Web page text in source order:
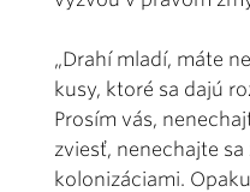
„Drahí mladí, máte
kusy, ktoré sa dajú
Prosím vás,
zviesť, nenechajte
kolonizáciami.